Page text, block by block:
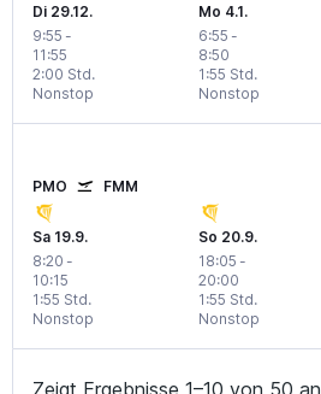
Di 29.12.
9:55 -
11:55
Nonstop
2:00 Std.
Mo 4.1.
6:55 -
8:50
Nonstop
1:55 Std.
PMO FMM
Sa 19.9.
8:20 -
10:15
Nonstop
1:55 Std.
So 20.9.
18:05 -
20:00
Nonstop
1:55 Std.
Zeigt Ergebnisse 1–10 von 50 an